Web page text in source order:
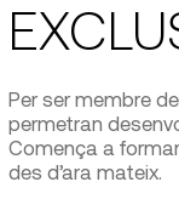
Per ser membre
permetran
Comença a
des d’ara mateix.